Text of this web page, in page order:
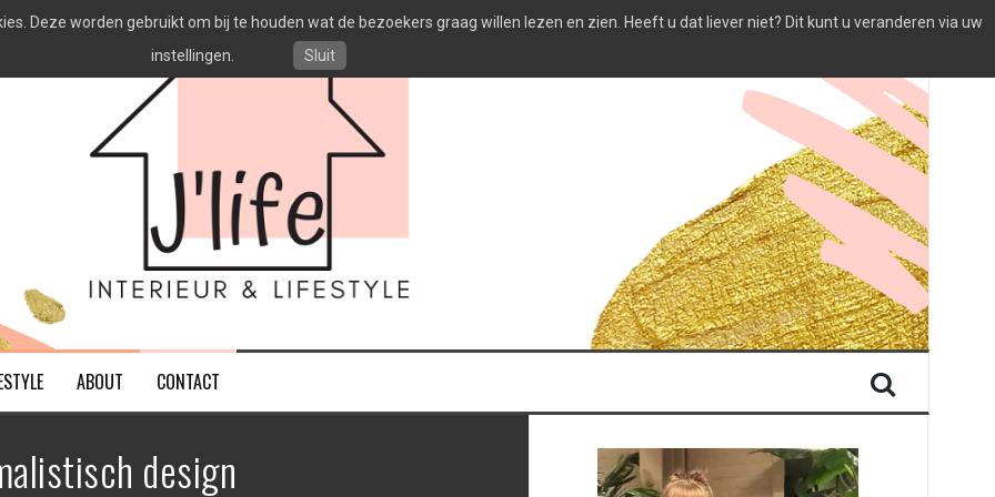
ABOUT CONTACT
design
Deze worden gebruikt om bij te houden wat de bezoekers graag willen lezen en zien. Heeft u dat liever niet? Dit kunt u veranderen via uw
instellingen.
Sluit